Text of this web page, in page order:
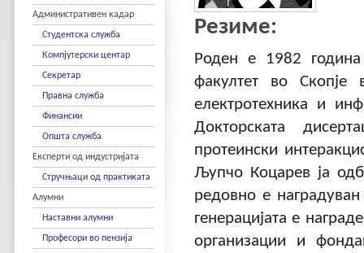
Административен кадар
Студентска служба
Компјутерски центар
Секретар
Правна служба
Финансии
Општа служба
Експерти од индустријата
Стручњаци од практиката
Алумни
Наставни алумни
Професори во пензија
Резиме:
Роден е 1982
факултет во Скопје
електротехника и
Докторската
протеински
Љупчо Коцарев ја
редовно е
генерацијата е
организации и